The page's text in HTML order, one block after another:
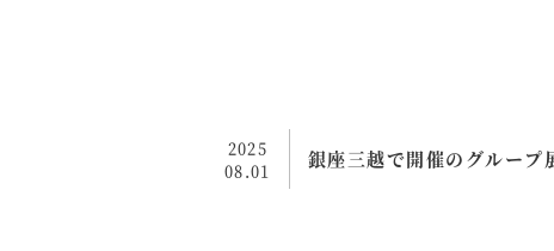
2025
08.01
銀座三越で開催のグループ